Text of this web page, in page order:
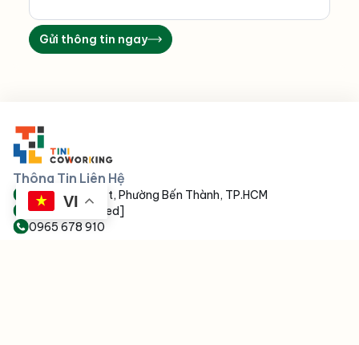
Gửi thông tin ngay
Thông Tin Liên Hệ
152 Võ Văn Kiệt, Phường Bến Thành, TP.HCM
[email protected]
0965 678 910
VI